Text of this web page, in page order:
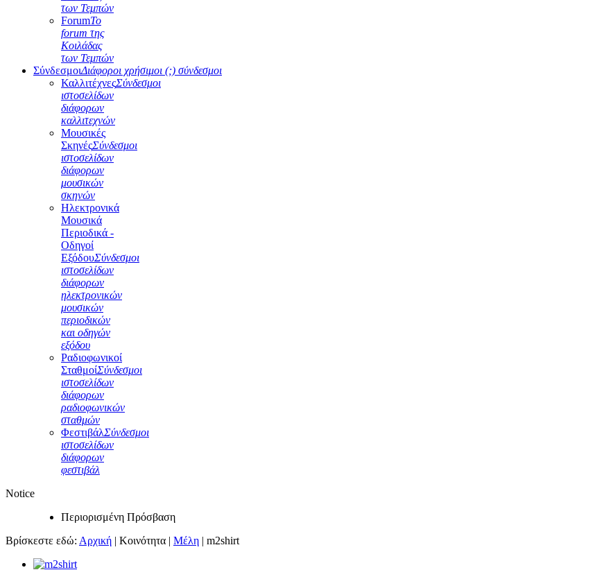
των Τεμπών
ForumΤο
forum της
Κοιλάδας
των Τεμπών
ΣύνδεσμοιΔιάφοροι χρήσιμοι (;) σύνδεσμοι
ΚαλλιτέχνεςΣύνδεσμοι
ιστοσελίδων
διάφορων
καλλιτεχνών
Μουσικές
ΣκηνέςΣύνδεσμοι
ιστοσελίδων
διάφορων
μουσικών
σκηνών
Ηλεκτρονικά
Μουσικά
Περιοδικά -
Οδηγοί
ΕξόδουΣύνδεσμοι
ιστοσελίδων
διάφορων
ηλεκτρονικών
μουσικών
περιοδικών
και οδηγών
εξόδου
Ραδιοφωνικοί
ΣταθμοίΣύνδεσμοι
ιστοσελίδων
διάφορων
ραδιοφωνικών
σταθμών
ΦεστιβάλΣύνδεσμοι
ιστοσελίδων
διάφορων
φεστιβάλ
Notice
Περιορισμένη Πρόσβαση
Βρίσκεστε εδώ: Αρχική | Κοινότητα | Μέλη | m2shirt